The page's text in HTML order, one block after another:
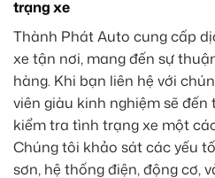
trạng xe
Thành Phát Auto cung cấp
xe tận nơi, mang đến sự
hàng. Khi bạn liên hệ với
viên giàu kinh nghiệm sẽ
kiểm tra tình trạng xe một
Chúng tôi khảo sát các yếu
sơn, hệ thống điện, động cơ,